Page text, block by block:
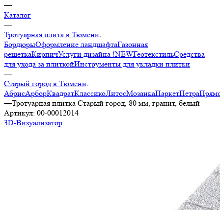
—
Каталог
—
Тротуарная плита в Тюмени
БордюрыОформление ландшафтаГазонная
решеткаКирпичУслуги дизайна !NEWГеотекстильСредства
для ухода за плиткойИнструменты для укладки плитки
—
Старый город в Тюмени
АбрисАрборКвадратКлассикоЛитосМозаикаПаркетПетра
—Тротуарная плитка Старый город, 80 мм, гранит, белый
Артикул: 00-00012014
3D-Визуализатор